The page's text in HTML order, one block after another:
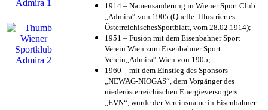
1914 – Namensänderung in Wiener Sport Club
„Admira“ von 1905 (Quelle: Illustriertes
ÖsterreichischesSportblatt, vom 28.02.1914);
1951 – Fusion mit dem Eisenbahner Sport
Verein Wien zum Eisenbahner Sport
Verein„Admira“ Wien von 1905;
1960 – mit dem Einstieg des Sponsors
„NEWAG-NIOGAS“, dem Vorgänger des
niederösterreichischen Energieversorgers
„EVN“, wurde der Vereinsname in Eisenbahner